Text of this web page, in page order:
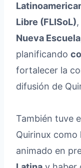
Libre (FLISoL)
Nueva Escuela
planificando
fortalecer la
difusión de
También tuve
Quirinux como
animado en